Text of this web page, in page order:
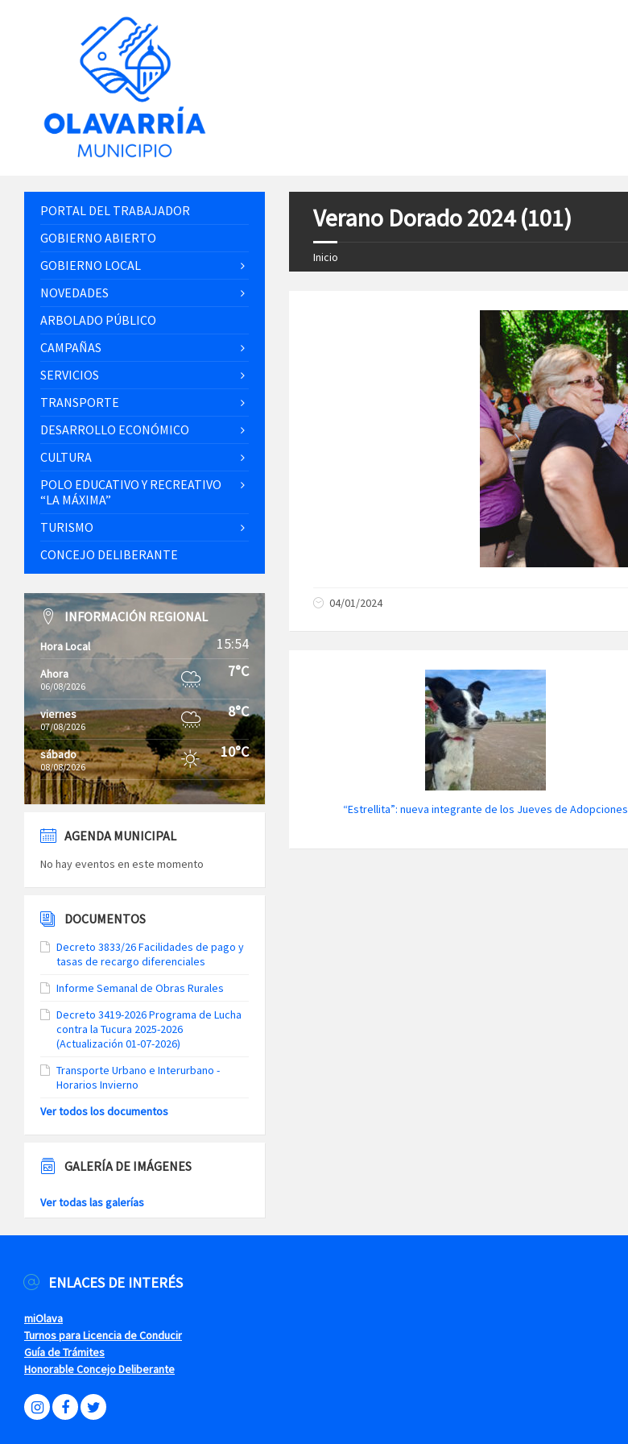
Verano Dorado 2024 (101)
Inicio
04/01/2024
“Estrellita”: nueva integrante de los Jueves de Adopciones
PORTAL DEL TRABAJADOR
GOBIERNO ABIERTO
GOBIERNO LOCAL
NOVEDADES
ARBOLADO PÚBLICO
CAMPAÑAS
SERVICIOS
TRANSPORTE
DESARROLLO ECONÓMICO
CULTURA
POLO EDUCATIVO Y RECREATIVO
“LA MÁXIMA”
TURISMO
CONCEJO DELIBERANTE
INFORMACIÓN REGIONAL
Hora Local 15:54
Ahora
06/08/2026
7°C
viernes
07/08/2026
8°C
sábado
08/08/2026
10°C
AGENDA MUNICIPAL
No hay eventos en este momento
DOCUMENTOS
Decreto 3833/26 Facilidades de pago y
tasas de recargo diferenciales
Informe Semanal de Obras Rurales
Decreto 3419-2026 Programa de Lucha
contra la Tucura 2025-2026
(Actualización 01-07-2026)
Transporte Urbano e Interurbano -
Horarios Invierno
Ver todos los documentos
GALERÍA DE IMÁGENES
Ver todas las galerías
ENLACES DE INTERÉS
miOlava
Turnos para Licencia de Conducir
Guía de Trámites
Honorable Concejo Deliberante